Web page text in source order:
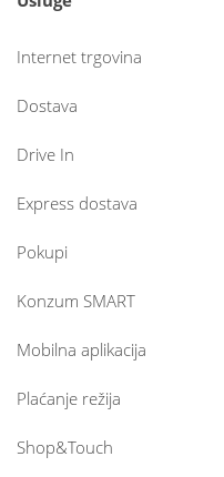
Internet trgovina
Dostava
Drive In
Express dostava
Pokupi
Konzum SMART
Mobilna aplikacija
Plaćanje režija
Shop&Touch